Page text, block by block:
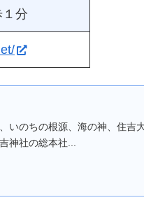
分
いのちの根源、海の神、住吉
神社の総本社...